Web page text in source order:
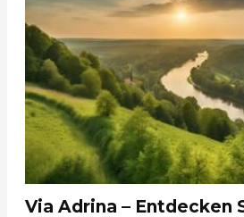
Via Adrina – Entdecken